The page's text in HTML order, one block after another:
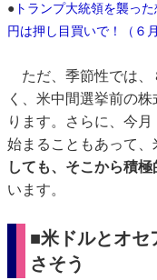
● トランプ大統領を襲っ
円は押し目買いで！（６
ただ、季節性では、
く、米中間選挙前の
ります。さらに、今
始まることもあって、
しても、そこから積
います。
■米ドルとオセ
さそう